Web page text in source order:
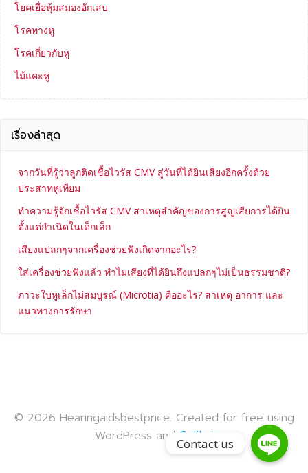
โยคเยื่อหุ้มสมองอักเสบ
โรคทางหู
โรคเกี่ยวกับหู
ไม้แคะหู
เรื่องล่าสุด
จากวันที่รู้ว่าลูกติดเชื้อไวรัส CMV สู่วันที่ได้ยินเสียงอีกครั้งด้วย
ประสาทหูเทียม
ทำความรู้จักเชื้อไวรัส CMV สาเหตุสำคัญของการสูญเสียการได้ยิน
ตั้งแต่กำเนิดในเด็กเล็ก
เสียงแปลกๆจากเครื่องช่วยฟังเกิดจากอะไร?
ใส่เครื่องช่วยฟังแล้ว ทำไมเสียงที่ได้ยินถึงแปลกๆไม่เป็นธรรมชาติ?
ภาวะใบหูเล็กไม่สมบูรณ์ (Microtia) คืออะไร? สาเหตุ อาการ และ
แนวทางการรักษา
© 2026 Hearingaidsbestprice. Created for free using
WordPress andColibri
Contact us